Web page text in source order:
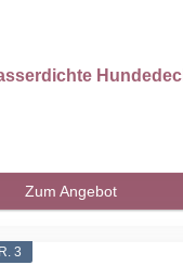
Zum Angebot
3